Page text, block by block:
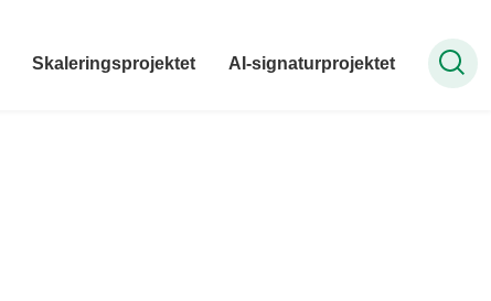
Skaleringsprojektet AI-signaturprojektet